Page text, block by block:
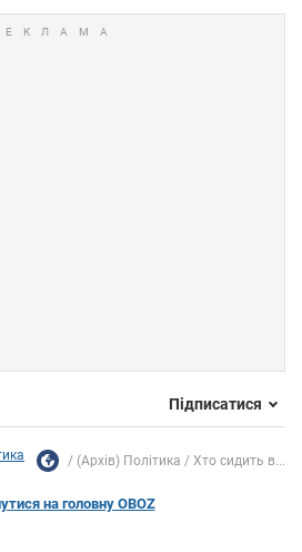
Підписатися
(Архів) Політика Хто сидить в...
на головну OBOZ